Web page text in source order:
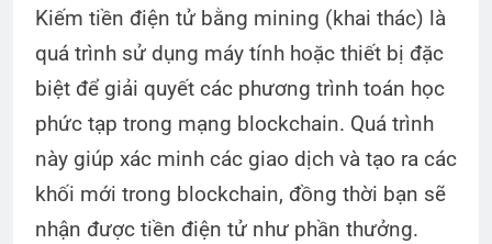
Kiếm tiền điện tử bằng mining (khai thác) là
quá trình sử dụng máy tính hoặc thiết bị đặc
biệt để giải quyết các phương trình toán học
phức tạp trong mạng blockchain. Quá trình
này giúp xác minh các giao dịch và tạo ra các
khối mới trong blockchain, đồng thời bạn sẽ
nhận được tiền điện tử như phần thưởng.